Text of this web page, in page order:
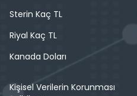
Sterin Kaç TL
Riyal Kaç TL
Kanada Doları
Kişisel Verilerin Korunması